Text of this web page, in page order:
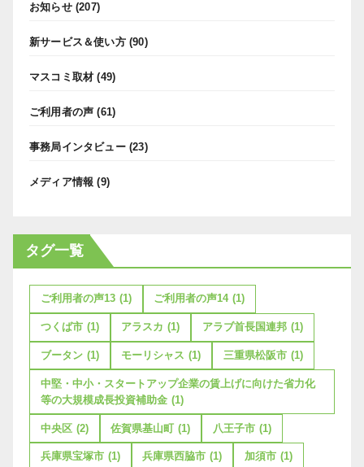
お知らせ(207)
新サービス＆使い方(90)
マスコミ取材 (49)
ご利用者の声 (61)
事務局インタビュー(23)
メディア情報 (9)
タグ一覧
ご利用者の声13 (1) ご利用者の声14 (1)
つくば市 (1) アラスカ (1) アラブ首長国連邦 (1)
ブータン (1) モーリシャス (1) 三重県松阪市 (1)
中堅・中小・スタートアップ企業の賃上げに向けた省力化
等の大規模成長投資補助金 (1)
中央区 (2) 佐賀県基山町 (1) 八王子市 (1)
兵庫県宝塚市 (1) 兵庫県西脇市 (1) 加須市 (1)